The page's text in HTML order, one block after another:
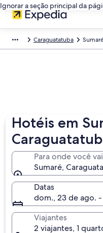
Ignorar a seção principal da
Caraguatatuba
Hotéis em
Para onde você
Sumaré,
Datas
dom., 23 de ago.
Viajantes
2 viajantes, 1